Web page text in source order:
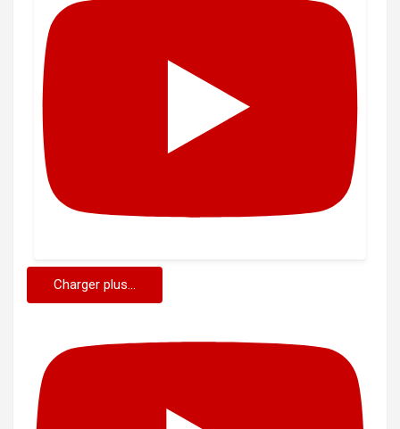
Charger plus...